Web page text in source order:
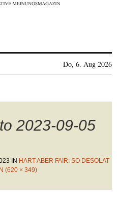
Do, 6. Aug 2026
2023-09-05
IN HART ABER FAIR: SO DESOLAT
(620 × 349)